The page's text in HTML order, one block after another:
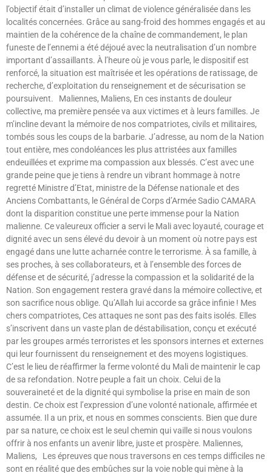
l’objectif était d’installer un climat de violence généralisée dans les
localités concernées. Grâce au sang-froid des hommes engagés et au
maintien de la cohérence de la chaîne de commandement, le plan
funeste de l’ennemi a été déjoué avec la neutralisation d’un nombre
important d’assaillants. À l’heure où je vous parle, le dispositif est
renforcé, la situation est maîtrisée et les opérations de ratissage, de
recherche, d’exploitation du renseignement et de sécurisation se
poursuivent. Maliennes, Maliens, En ces instants de douleur
collective, ma première pensée va aux victimes et à leurs familles. Je
m’incline devant la mémoire de nos compatriotes, civils et militaires,
tombés sous les coups de la barbarie. J’adresse, au nom de la Nation
tout entière, mes condoléances les plus attristées aux familles
endeuillées et exprime ma compassion aux blessés. C’est avec une
grande peine que je tiens à rendre un vibrant hommage à notre
regretté Ministre d’Etat, ministre de la Défense nationale et des
Anciens Combattants, le Général de Corps d’Armée Sadio CAMARA
dont la disparition constitue une perte immense pour la Nation
malienne. Ce valeureux officier a servi le Mali avec loyauté, courage et
dignité avec un sens élevé du devoir à un moment où notre pays est
engagé dans une lutte acharnée contre le terrorisme. À sa famille, à
ses proches, à ses collaborateurs, et à l’ensemble des forces de
défense et de sécurité, j’adresse la compassion et la solidarité de la
Nation. Son engagement restera gravé dans la mémoire collective, et
son sacrifice nous oblige. Qu’Allah lui accorde sa grâce infinie ! Mes
chers compatriotes, Ces attaques ne sont pas des faits isolés. Elles
s’inscrivent dans un vaste plan de déstabilisation, conçu et exécuté
par les groupes armés terroristes et les sponsors internes et externes
qui leur fournissent du renseignement et des moyens logistiques.
C’est le lieu de réaffirmer la ferme volonté du Mali de maintenir le cap
de sa refondation. Notre peuple a fait un choix. Celui de la
souveraineté et de la dignité qui symbolise la prise en main de son
destin. Ce choix est l’expression d’une volonté nationale, affirmée et
assumée. Il a un prix, et nous en sommes conscients. Bien que dure
par sa nature, ce choix est le seul chemin qui vaille si nous voulons
offrir à nos enfants un avenir libre, juste et prospère. Maliennes,
Maliens, Les épreuves que nous traversons en ces temps difficiles ne
sont en réalité que des embûches sur la voie noble qui mène à la